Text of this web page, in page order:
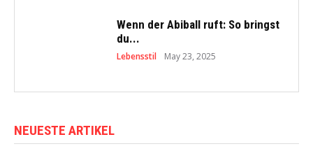
Wenn der Abiball ruft: So bringst
du...
Lebensstil May 23, 2025
NEUESTE ARTIKEL